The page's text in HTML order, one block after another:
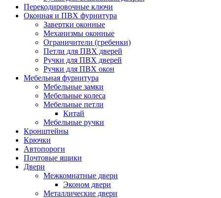
Перекодировочные ключи
Оконная и ПВХ фурнитура
Завертки оконные
Механизмы оконные
Ограничители (гребенки)
Петли для ПВХ дверей
Ручки для ПВХ дверей
Ручки для ПВХ окон
Мебельная фурнитура
Мебельные замки
Мебельные колеса
Мебельные петли
Китай
Мебельные ручки
Кронштейны
Крючки
Автопороги
Почтовые ящики
Двери
Межкомнатные двери
Эконом двери
Металлические двери